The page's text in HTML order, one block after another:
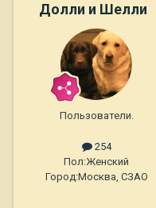
Долли и Шелли
Пользователи.
254
Пол:Женский
Город:Москва, СЗАО